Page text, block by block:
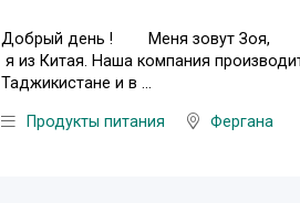
Добрый день ! Меня зовут Зоя,
я из Китая. Наша компания
Таджикистане и в ...
Продукты питания Фергана